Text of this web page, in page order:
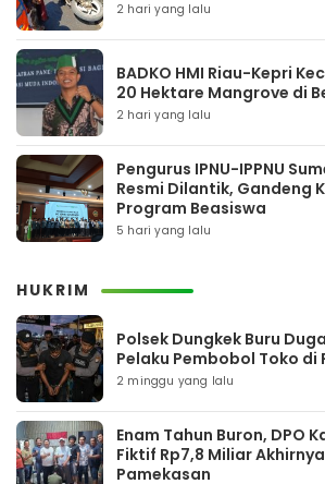
2 hari yang lalu
BADKO HMI Riau-Kepri
20 Hektare Mangrove di
2 hari yang lalu
Pengurus IPNU-IPPNU
Resmi Dilantik, Gandeng
Program Beasiswa
5 hari yang lalu
HUKRIM
Polsek Dungkek Buru
Pelaku Pembobol Toko di
2 minggu yang lalu
Enam Tahun Buron, DPO
Fiktif Rp7,8 Miliar
Pamekasan